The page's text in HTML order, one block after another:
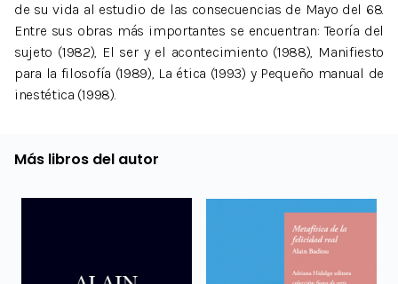
de su vida al estudio de las consecuencias de Mayo del 68.
Entre sus obras más importantes se encuentran: Teoría del
sujeto (1982), El ser y el acontecimiento (1988), Manifiesto
para la filosofía (1989), La ética (1993) y Pequeño manual de
inestética (1998).
Más libros del autor